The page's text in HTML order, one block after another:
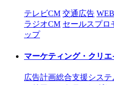
テレビCM 交通広告
ラジオCM セールスプロ
ップ
マーケティング・クリ
広告計画総合支援システ